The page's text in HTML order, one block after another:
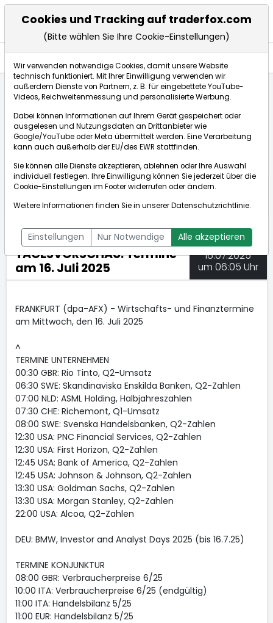
TAGESVORSCHAU: Termine am 16. Juli 2025
dpa-AFX Compact
ÜBERSICHT DPA-AFX PROFEED
DPA-AFX COMPACT
NEWSBOT
TAGESVORSCHAU: Termine
am 16. Juli 2025
16.07.2025
um 06:05 Uhr
FRANKFURT (dpa-AFX) - Wirtschafts- und Finanztermine
am Mittwoch, den 16. Juli 2025
^
TERMINE UNTERNEHMEN
00:30 GBR: Rio Tinto, Q2-Umsatz
06:30 SWE: Skandinaviska Enskilda Banken, Q2-Zahlen
07:00 NLD: ASML Holding, Halbjahreszahlen
07:30 CHE: Richemont, Q1-Umsatz
08:00 SWE: Svenska Handelsbanken, Q2-Zahlen
12:30 USA: PNC Financial Services, Q2-Zahlen
12:30 USA: First Horizon, Q2-Zahlen
12:45 USA: Bank of America, Q2-Zahlen
12:45 USA: Johnson & Johnson, Q2-Zahlen
13:30 USA: Goldman Sachs, Q2-Zahlen
13:30 USA: Morgan Stanley, Q2-Zahlen
22:00 USA: Alcoa, Q2-Zahlen
DEU: BMW, Investor and Analyst Days 2025 (bis 16.7.25)
TERMINE KONJUNKTUR
08:00 GBR: Verbraucherpreise 6/25
10:00 ITA: Verbraucherpreise 6/25 (endgültig)
11:00 ITA: Handelsbilanz 5/25
11:00 EUR: Handelsbilanz 5/25
Cookies und Tracking auf traderfox.com
(Bitte wählen Sie Ihre Cookie-Einstellungen)
Wir verwenden notwendige Cookies, damit unsere Website
technisch funktioniert. Mit Ihrer Einwilligung verwenden wir
außerdem Dienste von Partnern, z. B. für eingebettete YouTube-
Videos, Reichweitenmessung und personalisierte Werbung.
Dabei können Informationen auf Ihrem Gerät gespeichert oder
ausgelesen und Nutzungsdaten an Drittanbieter wie
Google/YouTube oder Meta übermittelt werden. Eine Verarbeitung
kann auch außerhalb der EU/des EWR stattfinden.
Sie können alle Dienste akzeptieren, ablehnen oder Ihre Auswahl
individuell festlegen. Ihre Einwilligung können Sie jederzeit über die
Cookie-Einstellungen im Footer widerrufen oder ändern.
Weitere Informationen finden Sie in unsererDatenschutzrichtlinie.
Einstellungen Nur Notwendige Alle akzeptieren